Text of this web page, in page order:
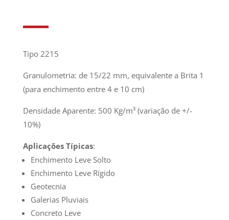
Tipo 2215
Granulometria: de 15/22 mm, equivalente a Brita 1
(para enchimento entre 4 e 10 cm)
Densidade Aparente: 500 Kg/m³ (variação de +/-
10%)
Aplicações Típicas:
Enchimento Leve Solto
Enchimento Leve Rígido
Geotecnia
Galerias Pluviais
Concreto Leve